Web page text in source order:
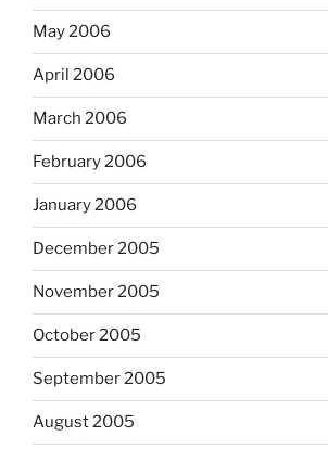
May 2006
April 2006
March 2006
February 2006
January 2006
December 2005
November 2005
October 2005
September 2005
August 2005